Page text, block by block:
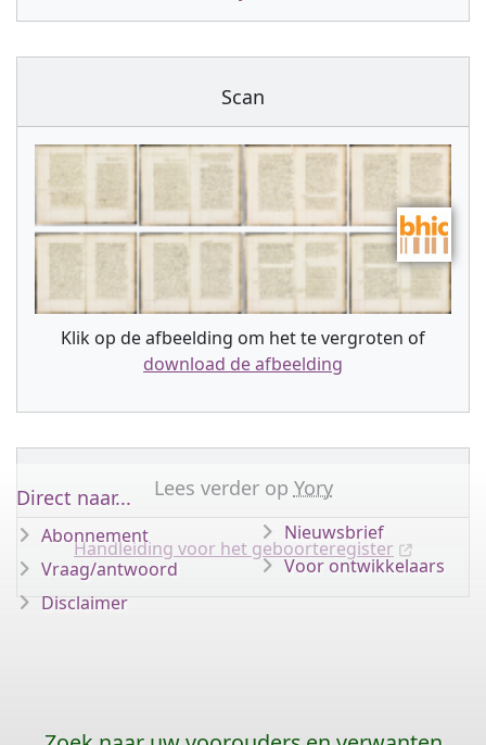
Scan
Klik op de afbeelding om het te vergroten of
download de afbeelding
Lees verder op Yory
Handleiding voor het geboorteregister
Direct naar...
Abonnement
Vraag/antwoord
Disclaimer
Nieuwsbrief
Voor ontwikkelaars